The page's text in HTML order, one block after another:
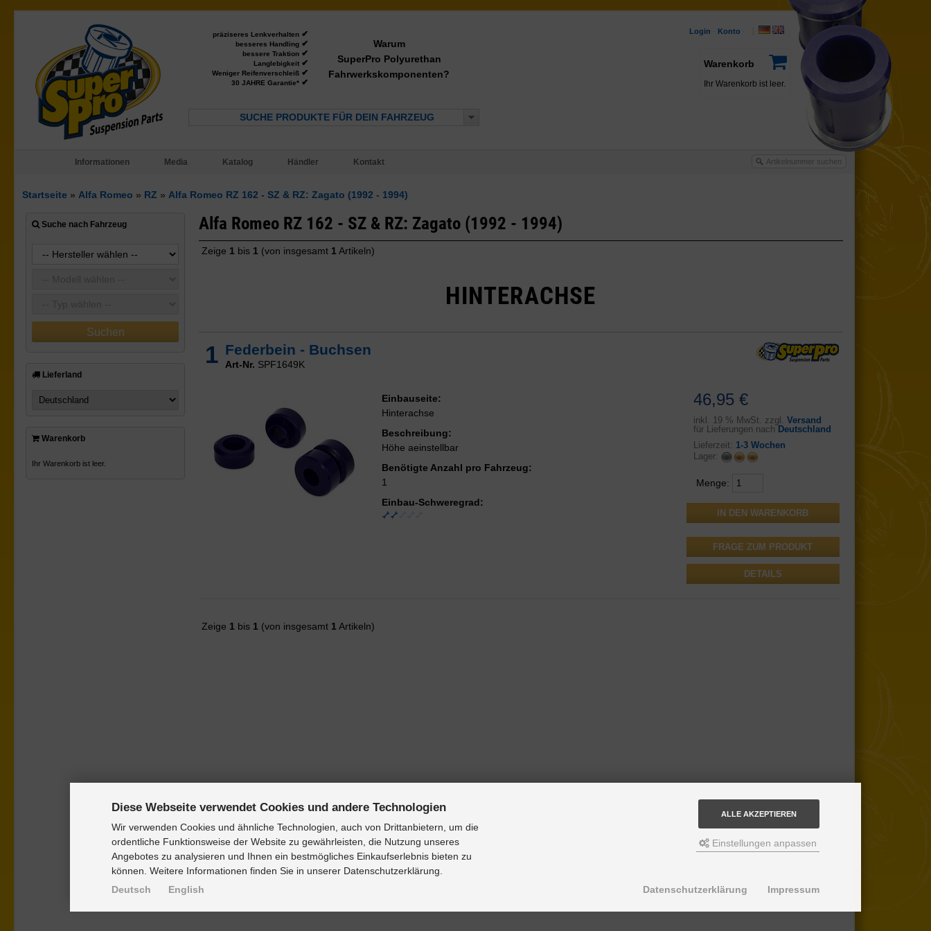
präziseres Lenkverhalten ✔
besseres Handling ✔
bessere Traktion ✔
Langlebigkeit ✔
Weniger Reifenverschleiß ✔
30 JAHRE Garantie* ✔
Warum
SuperPro Polyurethan
Fahrwerkskomponenten?
SUCHE PRODUKTE FÜR DEIN FAHRZEUG
Login Konto
Warenkorb
Ihr Warenkorb ist leer.
Informationen Media Katalog Händler Kontakt
Startseite » Alfa Romeo » RZ » Alfa Romeo RZ 162 - SZ & RZ: Zagato (1992 - 1994)
Suche nach Fahrzeug
Lieferland
Warenkorb
Ihr Warenkorb ist leer.
Alfa Romeo RZ 162 - SZ & RZ: Zagato (1992 - 1994)
Zeige 1 bis 1 (von insgesamt 1 Artikeln)
HINTERACHSE
1 Federbein - Buchsen
Art-Nr. SPF1649K
46,95 €
inkl. 19 % MwSt. zzgl. Versand
für Lieferungen nachDeutschland
Lieferzeit: 1-3 Wochen
Lager:
Menge:
FRAGE ZUM PRODUKT
DETAILS
Einbauseite:
Hinterachse
Beschreibung:
Höhe aeinstellbar
Benötigte Anzahl pro Fahrzeug:
1
Einbau-Schweregrad:
Zeige 1 bis 1 (von insgesamt 1 Artikeln)
Diese Webseite verwendet Cookies und andere Technologien
Wir verwenden Cookies und ähnliche Technologien, auch von Drittanbietern, um die
ordentliche Funktionsweise der Website zu gewährleisten, die Nutzung unseres
Angebotes zu analysieren und Ihnen ein bestmögliches Einkaufserlebnis bieten zu
können. Weitere Informationen finden Sie in unserer Datenschutzerklärung.
ALLE AKZEPTIEREN
Einstellungen anpassen
Deutsch English Datenschutzerklärung Impressum